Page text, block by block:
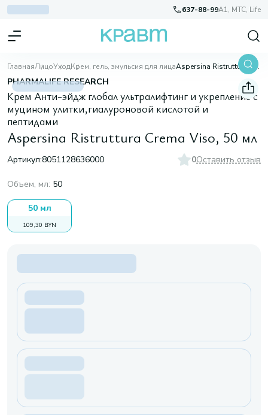
637-88-99A1, МТС, Life
ГлавнаяЛицоУходКрем, гель, эмульсия для лица Aspersina Ristruttura Crema Viso, 50 мл
PHARMALIFE RESEARCH
Крем Анти-эйдж глобал ультралифтинг и укрепление с
муцином улитки,гиалуроновой кислотой и
пептидами
Aspersina Ristruttura Crema Viso, 50 мл
Артикул:8051128636000 0Оставить отзыв
Объем, мл: 50
50 мл
109,30 BYN